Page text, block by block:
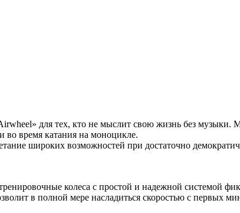
для тех, кто не мыслит свою жизнь без музыки.
время катания на моноцикле.
широких возможностей при достаточно
колеса с простой и надежной системой
в полной мере насладиться скоростью с первых